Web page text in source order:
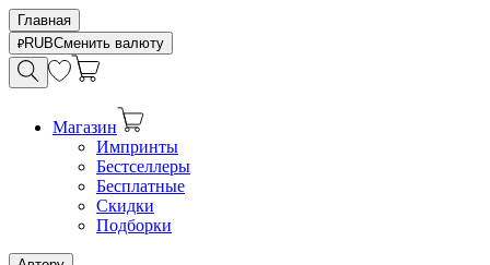
Главная
RUBСменить валюту
Магазин
Импринты
Бестселлеры
Бесплатные
Скидки
Подборки